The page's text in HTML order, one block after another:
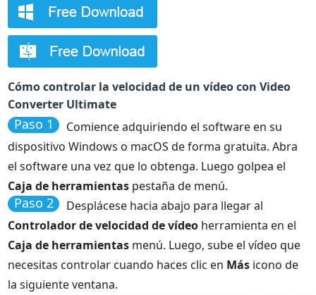
Cómo controlar la velocidad de un vídeo con Video
Converter Ultimate
Paso 1
Comience adquiriendo el software en su
dispositivo Windows o macOS de forma gratuita. Abra
el software una vez que lo obtenga. Luego golpea el
Caja de herramientas pestaña de menú.
Paso 2
Desplácese hacia abajo para llegar al
Controlador de velocidad de vídeo herramienta en el
Caja de herramientas menú. Luego, sube el vídeo que
necesitas controlar cuando haces clic en Más icono de
la siguiente ventana.